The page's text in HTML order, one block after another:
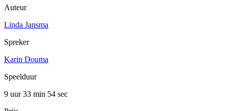
Auteur
Linda Jansma
Spreker
Karin Douma
Speelduur
9 uur 33 min 54 sec